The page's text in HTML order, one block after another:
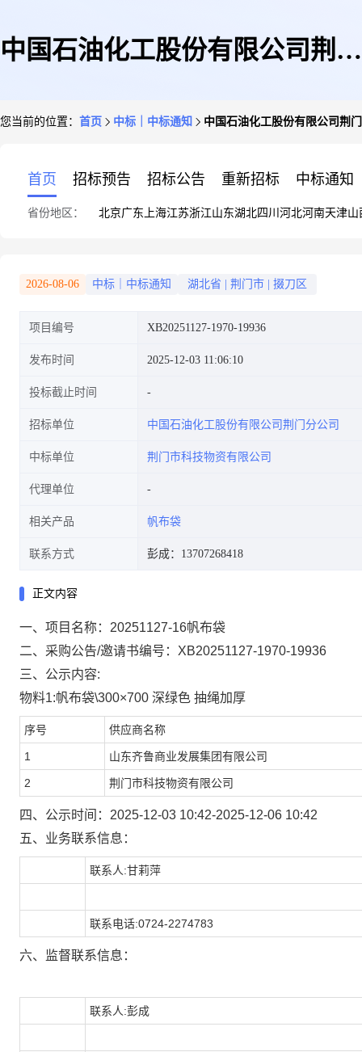
中国石油化工股份有限公司荆门
您当前的位置： 首页 中标｜中标通知 中国石油化工股份有限公司荆
首页 招标预告 招标公告 重新招标 中标通知
省份地区： 北京广东 上海江苏浙江山东湖北四川 河北河南天津山
2026-08-06 中标｜中标通知 湖北省 荆门市 掇刀区
项目编号 XB20251127-1970-19936
发布时间 2025-12-03 11:06:10
投标截止时间
招标单位 中国石油化工股份有限公司荆门分公司
中标单位 荆门市科技物资有限公司
代理单位
相关产品 帆布袋
联系方式 彭成：13707268418
正文内容
一、项目名称：20251127-16帆布袋
二、采购公告/邀请书编号：XB20251127-1970-19936
三、公示内容:
物料1:帆布袋\300×700 深绿色 抽绳加厚
序号 供应商名称
1 山东齐鲁商业发展集团有限公司
2 荆门市科技物资有限公司
四、公示时间：2025-12-03 10:42-2025-12-06 10:42
五、业务联系信息：
联系人:甘莉萍
联系电话:0724-2274783
六、监督联系信息：
联系人:彭成